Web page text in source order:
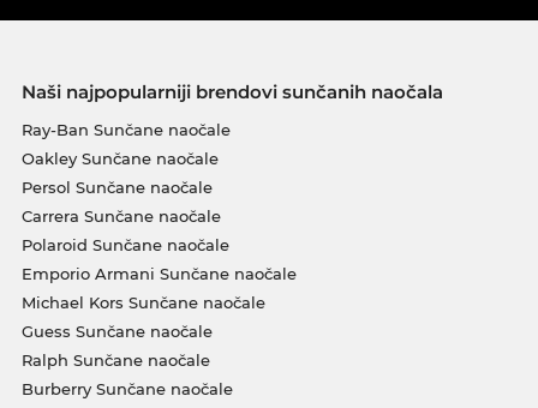
Naši najpopularniji brendovi sunčanih naočala
Ray-Ban Sunčane naočale
Oakley Sunčane naočale
Persol Sunčane naočale
Carrera Sunčane naočale
Polaroid Sunčane naočale
Emporio Armani Sunčane naočale
Michael Kors Sunčane naočale
Guess Sunčane naočale
Ralph Sunčane naočale
Burberry Sunčane naočale